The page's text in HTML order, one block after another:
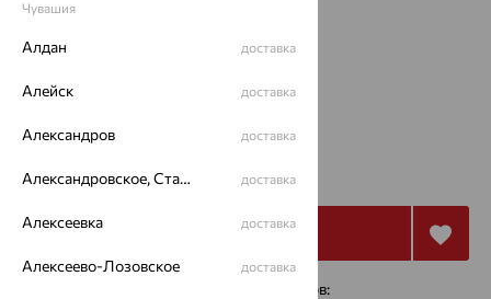
от 26 327 73 130₽
Купить
с помощью сервисов:
Чувашия
Алдан доставка
Алейск доставка
Александров доставка
Александровское, Ставропольский край доставка
Алексеевка доставка
Алексеево-Лозовское доставка